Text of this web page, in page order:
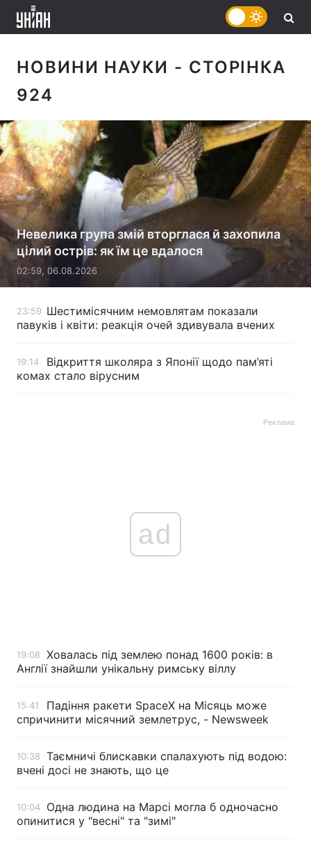
Україна Політика
Спорт Наука
Техно і зв'язок Лайт
НОВИНИ НАУКИ - СТОРІНКА
924
Невелика група змій вторглася й захопила
цілий острів: як їм це вдалося
02:59, 06.08.2026
23:59 Шестимісячним немовлятам показали
павуків і квіти: реакція очей здивувала вчених
19:14
Відкриття школяра з Японії щодо пам’яті
комах стало вірусним
Реклама
ad
19:08
Ховалась під землею понад 1600 років: в
Англії знайшли унікальну римську віллу
15:41
Падіння ракети SpaceX на Місяць може
спричинити місячний землетрус, - Newsweek
10:38
Таємничі блискавки спалахують під водою:
вчені досі не знають, що це
10:04
Одна людина на Марсі могла б одночасно
опинитися у "весні" та "зимі"